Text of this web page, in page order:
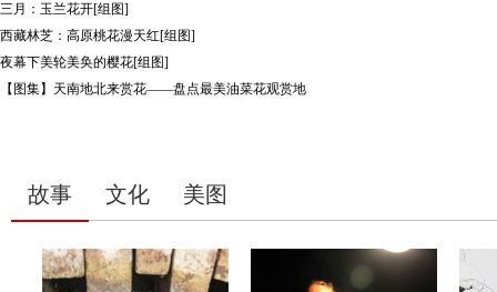
三月：玉兰花开[组图]
西藏林芝：高原桃花漫天红[组图]
夜幕下美轮美奂的樱花[组图]
【图集】天南地北来赏花——盘点最美油菜花观赏地